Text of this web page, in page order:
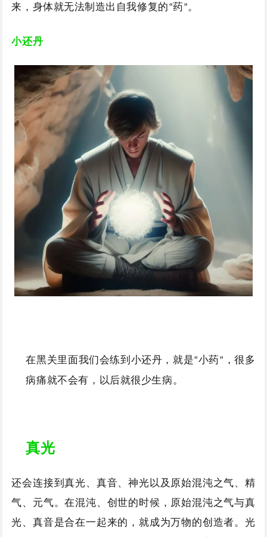
来，身体就无法制造出自我修复的“药”。
小还丹
在黑关里面我们会练到小还丹，就是“小药” ，很多
病痛就不会有，以后就很少生病。
真光
还会连接到真光、真音、神光以及原始混沌之气、精
气、元气。在混沌、创世的时候，原始混沌之气与真
光、真音是合在一起来的，就成为万物的创造者。光